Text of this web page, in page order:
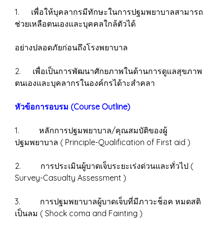
1. เพื่อให้บุคลากรมีทักษะในการปฐมพยาบาลสามารถ
ช่วยเหลือตนเองและบุคคลใกล้ตัวได้
อย่างปลอดภัยก่อนถึงโรงพยาบาล
2. เพื่อเป็นการพัฒนาศักยภาพในด้านการดูแลสุขภาพ
ตนเองและบุคลากรในองค์กรได้าะสำคลา
หัวข้อการอบรม (Course Outline)
1. หลักการปฐมพยาบาล/คุณสมบัติของผู้
ปฐมพยาบาล ( Principle-Qualification of First aid )
2. การประเมินผู้บาดเจ็บระยะเร่งด่วนและทั่วไป (
Survey-Casualty Assessment )
3. การปฐมพยาบาลผู้บาดเจ็บที่มีภาวะช็อค หมดสติ
เป็นลม ( Shock coma and Fainting )